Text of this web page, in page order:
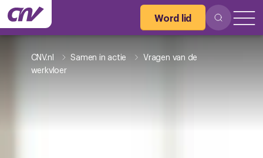
Word lid
CNV.nl Samen in actie
Vragen van de
werkvloer